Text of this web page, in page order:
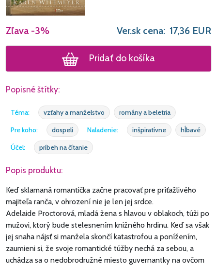
Zľava -3% Ver.sk cena: 17,36 EUR
Pridať do košíka
Popisné štítky:
Téma: vzťahy a manželstvo
romány a beletria
Pre koho:
dospelí Naladenie: inšpiratívne
hĺbavé
Účel:
príbeh na čítanie
Popis produktu:
Keď sklamaná romantička začne pracovať pre príťažlivého
majiteľa ranča, v ohrození nie je len jej srdce.
Adelaide Proctorová, mladá žena s hlavou v oblakoch, túži po
mužovi, ktorý bude stelesnením knižného hrdinu. Keď sa však
jej snaha nájsť si manžela skončí katastrofou a ponížením,
zaumieni si, že svoje romantické túžby nechá za sebou, a
uchádza sa o nedobrodružné miesto guvernantky na ovčom